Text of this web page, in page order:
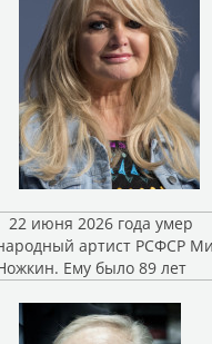
22 июня 2026 года умер
артист РСФСР
Ему было 89 лет